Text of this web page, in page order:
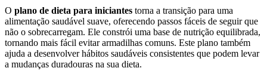
O plano de dieta para iniciantes torna a transição para uma
alimentação saudável suave, oferecendo passos fáceis de seguir que
não o sobrecarregam. Ele constrói uma base de nutrição equilibrada,
tornando mais fácil evitar armadilhas comuns. Este plano também
ajuda a desenvolver hábitos saudáveis consistentes que podem levar
a mudanças duradouras na sua dieta.